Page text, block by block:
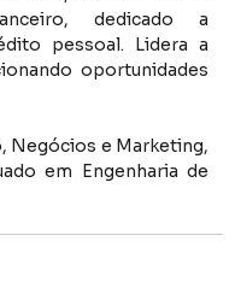
dedicado a
pessoal. Lidera a
oportunidades
Negócios e Marketing,
em Engenharia de